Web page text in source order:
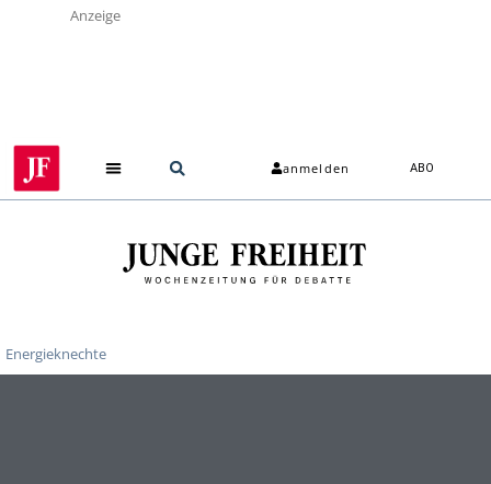
Anzeige
anmelden ABO
Energieknechte